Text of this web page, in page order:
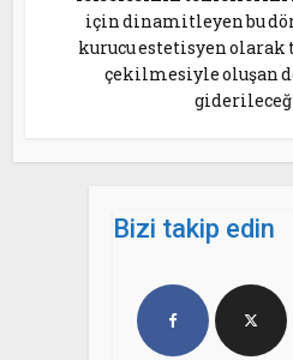
için dinamitleyen bu
kurucu estetisyen
çekilmesiyle oluşan
Bizi takip edin